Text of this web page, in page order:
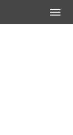
Toggle